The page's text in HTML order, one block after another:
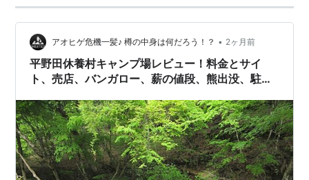
アオヒゲ危機一髪♪ 樽の中身は何だろう！？ • 2ヶ月前
平野田休養村キャンプ場レビュー！料金とサイ
ト、売店、バンガロー、薪の値段、熊出没、駐車